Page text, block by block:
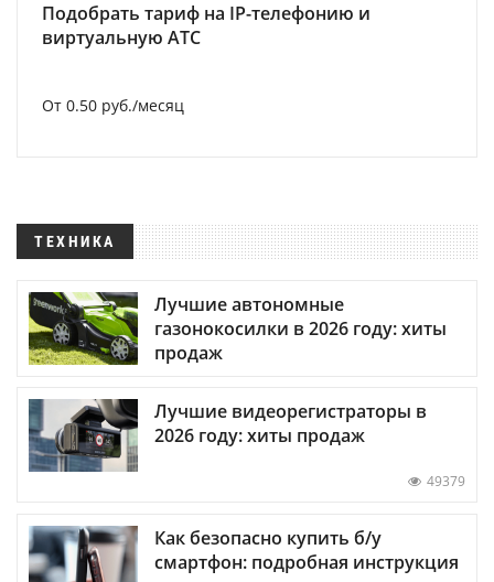
Подобрать тариф на IP-телефонию и
виртуальную АТС
От 0.50 руб./месяц
ТЕХНИКА
Лучшие автономные
газонокосилки в 2026 году: хиты
продаж
Лучшие видеорегистраторы в
2026 году: хиты продаж
49379
Как безопасно купить б/у
смартфон: подробная инструкция